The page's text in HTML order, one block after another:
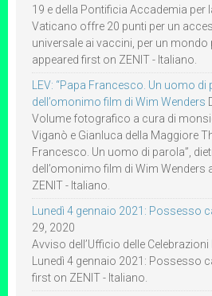
19 e della Pontificia Accademia per
Vaticano offre 20 punti per un
universale ai vaccini, per un mondo
appeared first on ZENIT - Italiano.
LEV: “Papa Francesco. Un uomo
dell’omonimo film di Wim Wenders
Volume fotografico a cura di
Viganò e Gianluca della Maggiore
Francesco. Un uomo di parola”,
dell’omonimo film di Wim Wenders
ZENIT - Italiano.
Lunedì 4 gennaio 2021: Possesso
29, 2020
Avviso dell’Ufficio delle
Lunedì 4 gennaio 2021: Possesso
first on ZENIT - Italiano.